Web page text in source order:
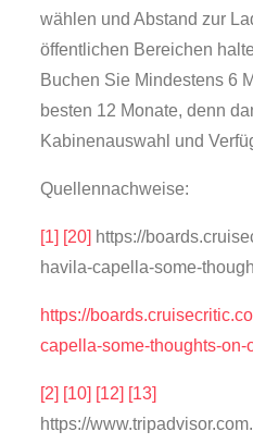
wählen und Abstand zur
öffentlichen Bereichen
Buchen Sie Mindestens 6
besten 12 Monate, denn
Kabinenauswahl und
Quellennachweise:
[1] [20] https://
havila-capella-some-
https://
capella-some-thoughts-on-
[2] [10] [12] [13]
https://